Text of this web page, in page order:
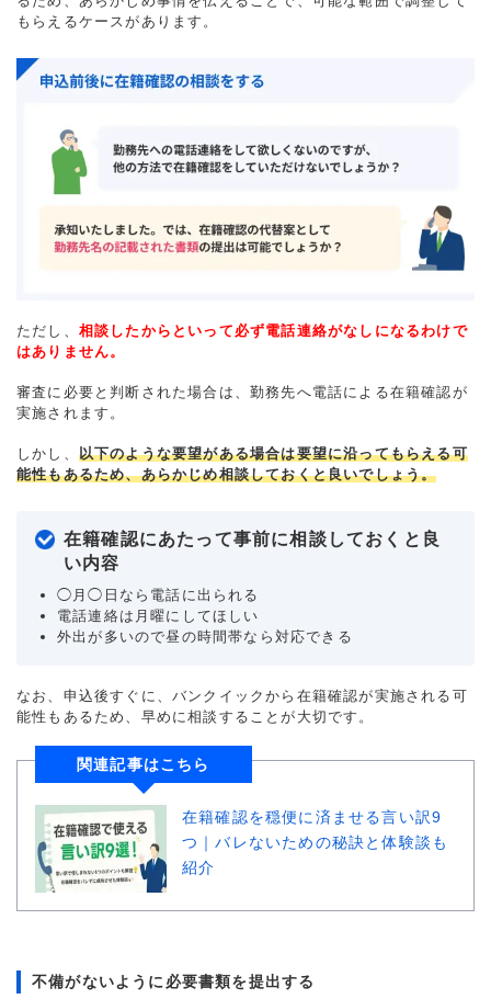
もらえるケースがあります。
ただし、 相談したからといって必ず電話連絡がなしになるわけで
はありません。
審査に必要と判断された場合は、勤務先へ電話による在籍確認が
実施されます。
しかし、 以下のような要望がある場合は要望に沿ってもらえる可
能性もあるため、あらかじめ相談しておくと良いでしょう。
在籍確認にあたって事前に相談しておくと良
い内容
◯月◯日なら電話に出られる
電話連絡は月曜にしてほしい
外出が多いので昼の時間帯なら対応できる
なお、申込後すぐに、バンクイックから在籍確認が実施される可
能性もあるため、早めに相談することが大切です。
関連記事はこちら
在籍確認を穏便に済ませる言い訳9
つ｜バレないための秘訣と体験談も
紹介
不備がないように必要書類を提出する